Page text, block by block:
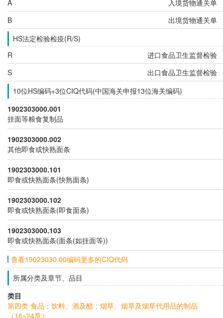
A
入境货物通关单
B
出境货物通关单
HS法定检验检疫(R/S)
R
进口食品卫生监督检验
S
出口食品卫生监督检验
10位HS编码+3位CIQ代码(中国海关申报13位海关编码)
1902303000.001
挂面等粮食复制品
1902303000.002
其他即食或快熟面条
1902303000.101
即食或快熟面条(快熟面条)
1902303000.102
即食或快熟面条(即食面条)
1902303000.103
即食或快熟面条(面条(如挂面等))
查看19023030.00编码更多的CIQ代码
所属分类及章节、品目
类目
第四类 食品；饮料、酒及醋；烟草、烟草及烟草代用品的制品
（16~24章）